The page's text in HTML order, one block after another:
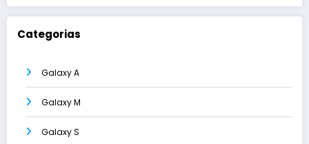
Categorias
Galaxy A
Galaxy M
Galaxy S